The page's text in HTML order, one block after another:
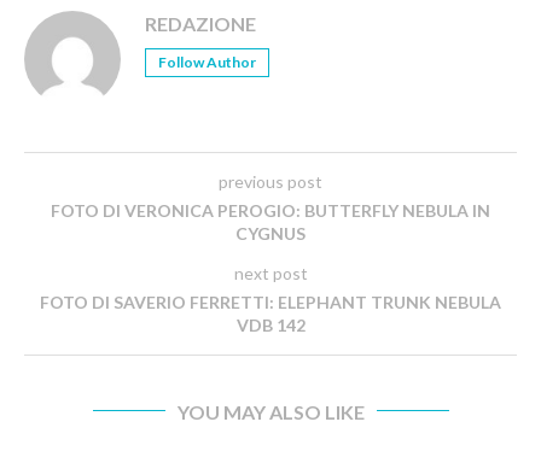
REDAZIONE
Follow Author
previous post
FOTO DI VERONICA PEROGIO: BUTTERFLY NEBULA IN
CYGNUS
next post
FOTO DI SAVERIO FERRETTI: ELEPHANT TRUNK NEBULA
VDB 142
YOU MAY ALSO LIKE